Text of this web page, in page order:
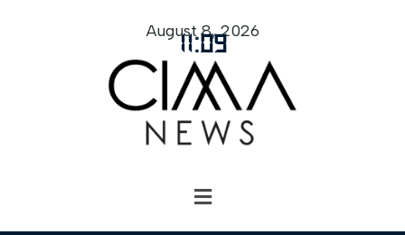
11:09
August 8, 2026